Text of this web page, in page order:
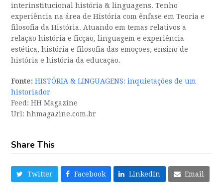
interinstitucional história & linguagens. Tenho
experiência na área de História com ênfase em Teoria e
filosofia da História. Atuando em temas relativos a
relação história e ficção, linguagem e experiência
estética, história e filosofia das emoções, ensino de
história e história da educação.
Fonte: HISTÓRIA & LINGUAGENS: inquietações de um
historiador
Feed: HH Magazine
Url: hhmagazine.com.br
Share This
Twitter Facebook LinkedIn Email